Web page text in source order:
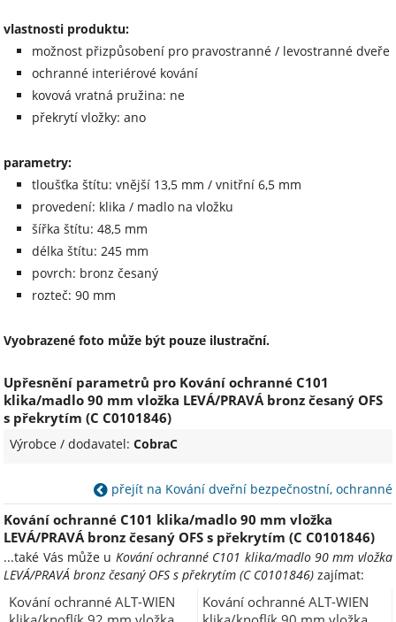
vlastnosti produktu:
možnost přizpůsobení pro pravostranné / levostranné dveře
ochranné interiérové kování
kovová vratná pružina: ne
překrytí vložky: ano
parametry:
tloušťka štítu: vnější 13,5 mm / vnitřní 6,5 mm
provedení: klika / madlo na vložku
šířka štítu: 48,5 mm
délka štítu: 245 mm
povrch: bronz česaný
rozteč: 90 mm
Vyobrazené foto může být pouze ilustrační.
Upřesnění parametrů pro Kování ochranné C101
klika/madlo 90 mm vložka LEVÁ/PRAVÁ bronz česaný OFS
s překrytím (C C0101846)
Výrobce / dodavatel:CobraC
přejít na Kování dveřní bezpečnostní, ochranné
Kování ochranné C101 klika/madlo 90 mm vložka
LEVÁ/PRAVÁ bronz česaný OFS s překrytím (C C0101846)
...také Vás může u Kování ochranné C101 klika/madlo 90 mm vložka
LEVÁ/PRAVÁ bronz česaný OFS s překrytím (C C0101846) zajímat:
Kování ochranné ALT-WIEN
Kování ochranné ALT-WIEN